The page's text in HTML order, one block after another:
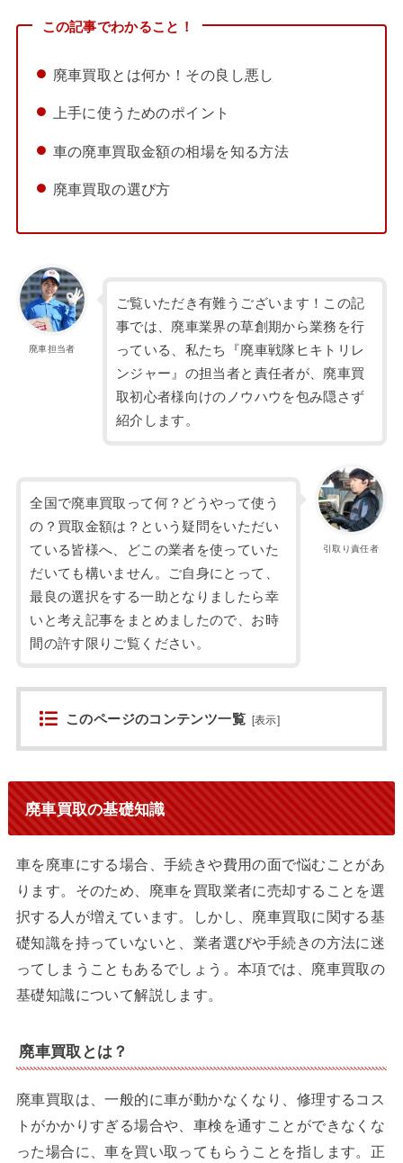
この記事でわかること！
廃車買取とは何か！その良し悪し
上手に使うためのポイント
車の廃車買取金額の相場を知る方法
廃車買取の選び方
廃車担当者
ご覧いただき有難うございます！この記
事では、廃車業界の草創期から業務を行
っている、私たち『廃車戦隊ヒキトリレ
ンジャー』の担当者と責任者が、廃車買
取初心者様向けのノウハウを包み隠さず
紹介します。
引取り責任者
全国で廃車買取って何？どうやって使う
の？買取金額は？という疑問をいただい
ている皆様へ、どこの業者を使っていた
だいても構いません。ご自身にとって、
最良の選択をする一助となりましたら幸
いと考え記事をまとめましたので、お時
間の許す限りご覧ください。
このページのコンテンツ一覧 [表示]
廃車買取の基礎知識
車を廃車にする場合、手続きや費用の面で悩むことがあ
ります。そのため、廃車を買取業者に売却することを選
択する人が増えています。しかし、廃車買取に関する基
礎知識を持っていないと、業者選びや手続きの方法に迷
ってしまうこともあるでしょう。本項では、廃車買取の
基礎知識について解説します。
廃車買取とは？
廃車買取は、一般的に車が動かなくなり、修理するコス
トがかかりすぎる場合や、車検を通すことができなくな
った場合に、車を買い取ってもらうことを指します。正